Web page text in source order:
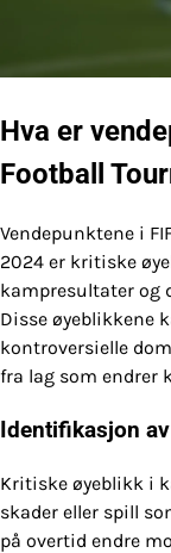
Hva er
Football
Vendepunktene i
2024 er kritiske
kampresultater og
Disse øyeblikkene
kontroversielle
fra lag som endrer
Identifikasjon
Kritiske øyeblikk i
skader eller spill
på overtid endre